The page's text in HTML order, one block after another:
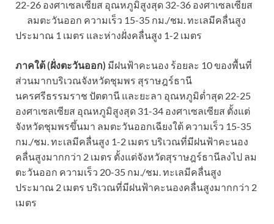
22-26 องศาเซลเซียส อุณหภูมิสูงสุด 32-36 องศาเซลเซียส
ลมตะวันออก ความเร็ว 15-35 กม./ชม. ทะเลมีคลื่นสูง
ประมาณ 1 เมตร และห่างฝั่งคลื่นสูง 1-2 เมตร
ภาคใต้ (ฝั่งตะวันออก) มีฝนฟ้าคะนอง ร้อยละ 10 ของพื้นที่
ส่วนมากบริเวณจังหวัดชุมพร สุราษฎร์ธานี
นครศรีธรรมราช ปัตตานี และยะลา อุณหภูมิต่ำสุด 22-25
องศาเซลเซียส อุณหภูมิสูงสุด 31-34 องศาเซลเซียส ตั้งแต่
จังหวัดชุมพรขึ้นมา ลมตะวันออกเฉียงใต้ ความเร็ว 15-35
กม./ชม. ทะเลมีคลื่นสูง 1-2 เมตร บริเวณที่มีฝนฟ้าคะนอง
คลื่นสูงมากกว่า 2 เมตร ตั้งแต่จังหวัดสุราษฎร์ธานีลงไป ลม
ตะวันออก ความเร็ว 20-35 กม./ชม. ทะเลมีคลื่นสูง
ประมาณ 2 เมตร บริเวณที่มีฝนฟ้าคะนองคลื่นสูงมากกว่า 2
เมตร